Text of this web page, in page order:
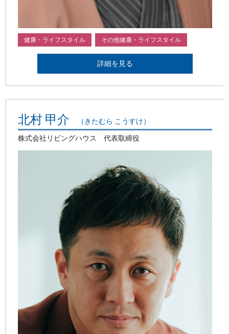
健康・ライフスタイル その他健康・ライフスタイル
詳細を見る
北村 甲介 （きたむら こうすけ）
株式会社リビングハウス 代表取締役